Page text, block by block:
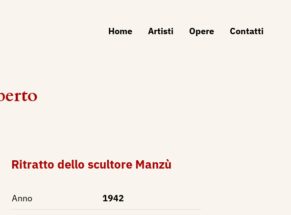
Home Artisti Opere Contatti
Ritratto dello scultore Manzù
Anno
1942